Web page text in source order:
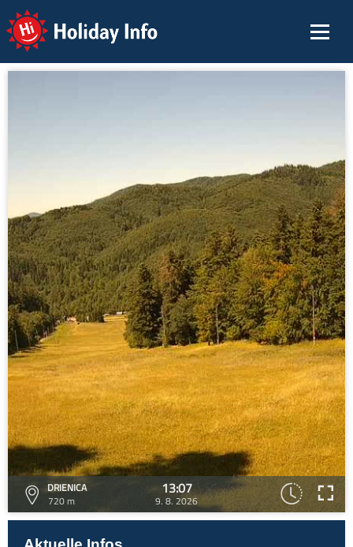
Holiday Info
DRIENICA
720 m
13:07
9. 8. 2026